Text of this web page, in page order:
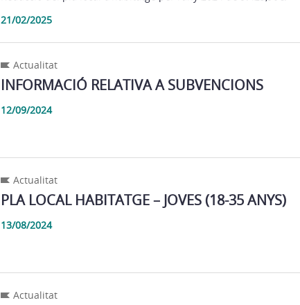
21/02/2025
Actualitat
INFORMACIÓ RELATIVA A SUBVENCIONS
12/09/2024
Actualitat
PLA LOCAL HABITATGE – JOVES (18-35 ANYS)
13/08/2024
Actualitat